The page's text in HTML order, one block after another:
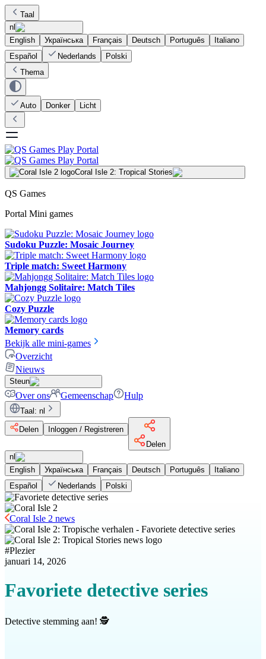
Taal
nl
English
Українська Français Deutsch Português
Italiano
Español
Nederlands
Polski
Thema
Auto Donker Licht
Coral Isle 2: Tropical Stories
QS Games
Portal Mini games
Sudoku Puzzle: Mosaic Journey
Triple match: Sweet Harmony
Mahjongg Solitaire: Match Tiles
Cozy Puzzle
Memory cards
Bekijk alle mini-games
Overzicht
Nieuws
Steun
Over ons Gemeenschap Hulp
Taal : nl
Delen
Inloggen / Registreren
Delen
nl
English
Українська Français Deutsch Português
Italiano
Español
Nederlands Polski
Coral Isle 2 news
#Plezier
januari 14, 2026
Favoriete detective series
Detective stemming aan! 🕵️